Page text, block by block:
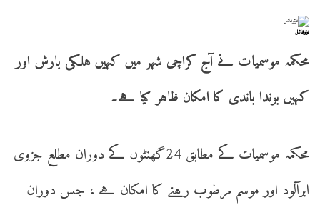
فوٹوفائل
محکمہ موسمیات نے آج کراچی شہر میں کہیں ہلکی بارش اور
کہیں بوندا باندی کا امکان ظاہر کیا ہے۔
محکمہ موسمیات کے مطابق 24گھنٹوں کے دوران مطلع جزوی
ابرآلود اور موسم مرطوب رہنے کا امکان ہے ، جس دوران